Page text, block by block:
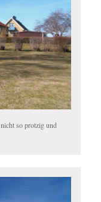
so protzig und